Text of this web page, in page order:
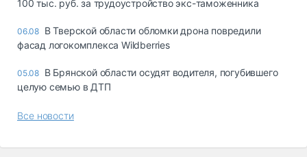
100 тыс. руб. за трудоустройство экс-таможенника
06.08 В Тверской области обломки дрона повредили
фасад логокомплекса Wildberries
05.08 В Брянской области осудят водителя, погубившего
целую семью в ДТП
Все новости